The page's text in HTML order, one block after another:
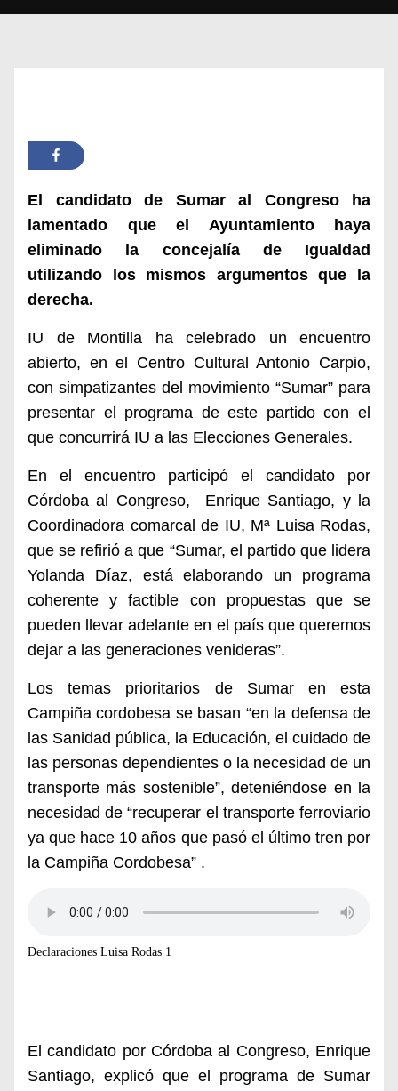
El candidato de Sumar al Congreso ha
lamentado que el Ayuntamiento haya
eliminado la concejalía de Igualdad
utilizando los mismos argumentos que la
derecha.
IU de Montilla ha celebrado un encuentro
abierto, en el Centro Cultural Antonio Carpio,
con simpatizantes del movimiento “Sumar” para
presentar el programa de este partido con el
que concurrirá IU a las Elecciones Generales.
En el encuentro participó el candidato por
Córdoba al Congreso, Enrique Santiago, y la
Coordinadora comarcal de IU, Mª Luisa Rodas,
que se refirió a que “Sumar, el partido que lidera
Yolanda Díaz, está elaborando un programa
coherente y factible con propuestas que se
pueden llevar adelante en el país que queremos
dejar a las generaciones venideras”.
Los temas prioritarios de Sumar en esta
Campiña cordobesa se basan “en la defensa de
las Sanidad pública, la Educación, el cuidado de
las personas dependientes o la necesidad de un
transporte más sostenible”, deteniéndose en la
necesidad de “recuperar el transporte ferroviario
ya que hace 10 años que pasó el último tren por
la Campiña Cordobesa” .
Declaraciones Luisa Rodas 1
El candidato por Córdoba al Congreso, Enrique
Santiago, explicó que el programa de Sumar